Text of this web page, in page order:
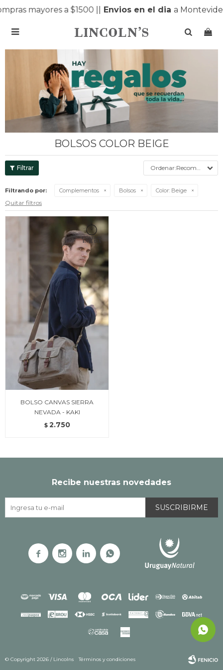
mayores a $1500 | Envios en el diaa

BOLSOS COLOR BEIGE
Recomendados
Filtrando por: Complementos Bolsos Color: Beige
Quitar filtros
BOLSO CANVAS SIERRA
NEVADA - KAKI
$ 2.750
Recibe nuestras novedades
SUSCRIBIRME
   
© Copyright 2026 / Lincolns Términos y condiciones